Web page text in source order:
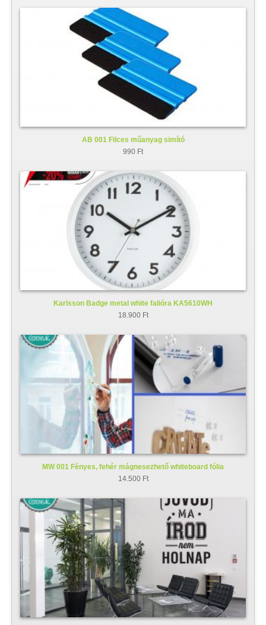
AB 001 Filces műanyag simító
990 Ft
Karlsson Badge metal white falióra KA5610WH
18.900 Ft
MW 001 Fényes, fehér mágnesezhető whiteboard fólia
14.500 Ft